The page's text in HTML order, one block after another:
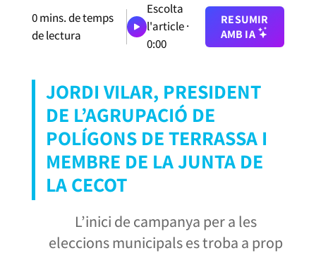
0mins. de temps
de lectura
Escolta
l'article ·
0:00
RESUMIR
AMB IA
JORDI VILAR, PRESIDENT
DE L’AGRUPACIÓ DE
POLÍGONS DE TERRASSA I
MEMBRE DE LA JUNTA DE
LA CECOT
L’inici de campanya per a les
eleccions municipals es troba a prop